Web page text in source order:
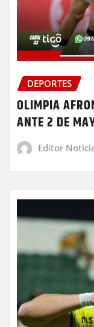
DEPORTES
OLIMPIA
ANTE 2 DE
Editor